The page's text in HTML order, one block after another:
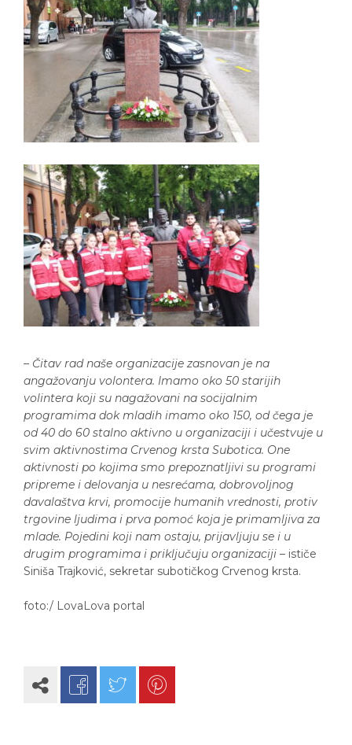
– Čitav rad naše organizacije zasnovan je na
angažovanju volontera. Imamo oko 50 starijih
volintera koji su nagažovani na socijalnim
programima dok mladih imamo oko 150, od čega je
od 40 do 60 stalno aktivno u organizaciji i učestvuje u
svim aktivnostima Crvenog krsta Subotica. One
aktivnosti po kojima smo prepoznatljivi su programi
pripreme i delovanja u nesrećama, dobrovoljnog
davalaštva krvi, promocije humanih vrednosti, protiv
trgovine ljudima i prva pomoć koja je primamljiva za
mlade. Pojedini koji nam ostaju, prijavljuju se i u
drugim programima i priključuju organizaciji – ističe
Siniša Trajković, sekretar subotičkog Crvenog krsta.
foto:/ LovaLova portal